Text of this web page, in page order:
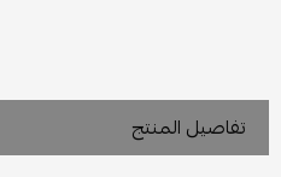
تفاصيل المنتج